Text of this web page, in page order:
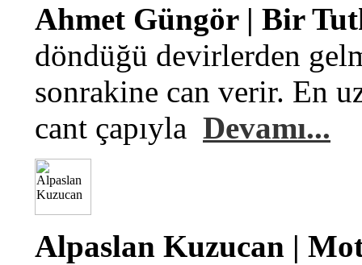
Ahmet Güngör | Bir
döndüğü devirlerden
sonrakine can verir. En
cant çapıyla Devamı...
Alpaslan Kuzucan |